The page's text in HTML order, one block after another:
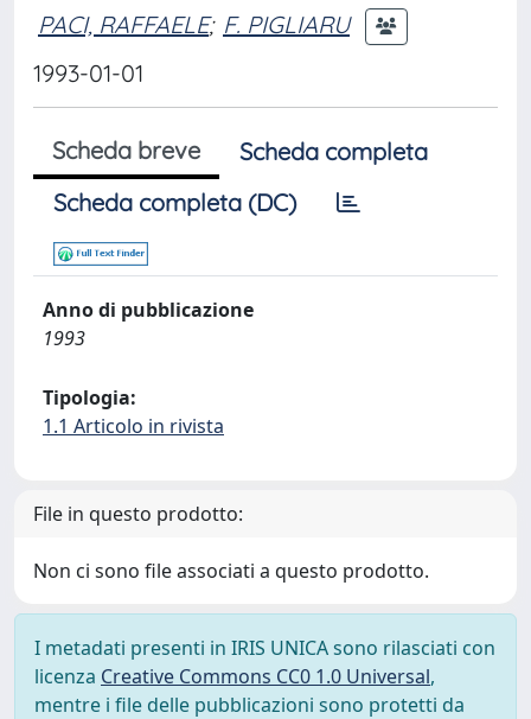
PACI, RAFFAELE; F. PIGLIARU
1993-01-01
Scheda breve
Scheda completa
Scheda completa (DC)
Anno di pubblicazione
1993
Tipologia:
1.1 Articolo in rivista
File in questo prodotto:
Non ci sono file associati a questo prodotto.
I metadati presenti in IRIS UNICA sono rilasciati con
licenza Creative Commons CC0 1.0 Universal,
mentre i file delle pubblicazioni sono protetti da